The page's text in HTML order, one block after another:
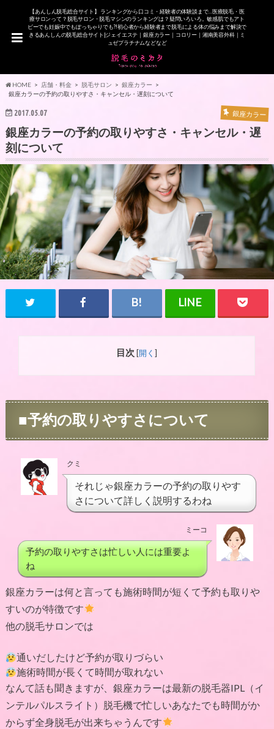
【あんしん脱毛総合サイト】 ランキングから口コミ・経験者の体験談まで…医療脱毛・医
療サロンって？脱毛サロン・脱毛マシンのランキングは？疑問いろいろ。敏感肌でもアト
ピーでも妊娠中でもぽっちゃりでも?!初心者から経験者まで脱毛による体の悩みまで解決で
きるあんしんの脱毛総合サイト|ジェイエステ｜銀座カラー｜コロリー｜湘南美容外科｜ミ
ュゼプラチナムなどなど
HOME 店舗・料金 脱毛サロン
銀座カラー
銀座カラーの予約の取りやすさ・キャンセル・遅刻について
2017.05.07 銀座カラー
銀座カラーの予約の取りやすさ・キャンセル・遅
刻について
目次 [開く]
■予約の取りやすさについて
クミ
それじゃ銀座カラーの予約の取りやす
さについて詳しく説明するわね
ミーコ
予約の取りやすさは忙しい人には重要よ
ね
銀座カラーは何と言っても施術時間が短くて予約も取りや
すいのが特徴です
他の脱毛サロンでは
通いだしたけど予約が取りづらい
施術時間が長くて時間が取れない
なんて話も聞きますが、銀座カラーは最新の脱毛器IPL（イ
ンテルパルスライト）脱毛機で忙しいあなたでも時間がか
からず全身脱毛が出来ちゃうんです